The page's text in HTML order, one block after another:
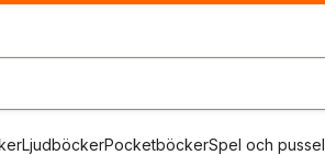
LjudböckerPocketböckerSpel och pussel